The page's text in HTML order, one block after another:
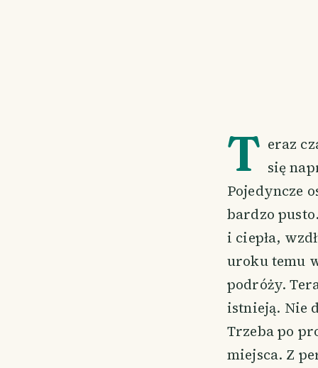
T eraz
się
Pojedyncze
bardzo
i ciepła,
uroku temu
podróży.
istnieją. Nie
Trzeba po
miejsca. Z